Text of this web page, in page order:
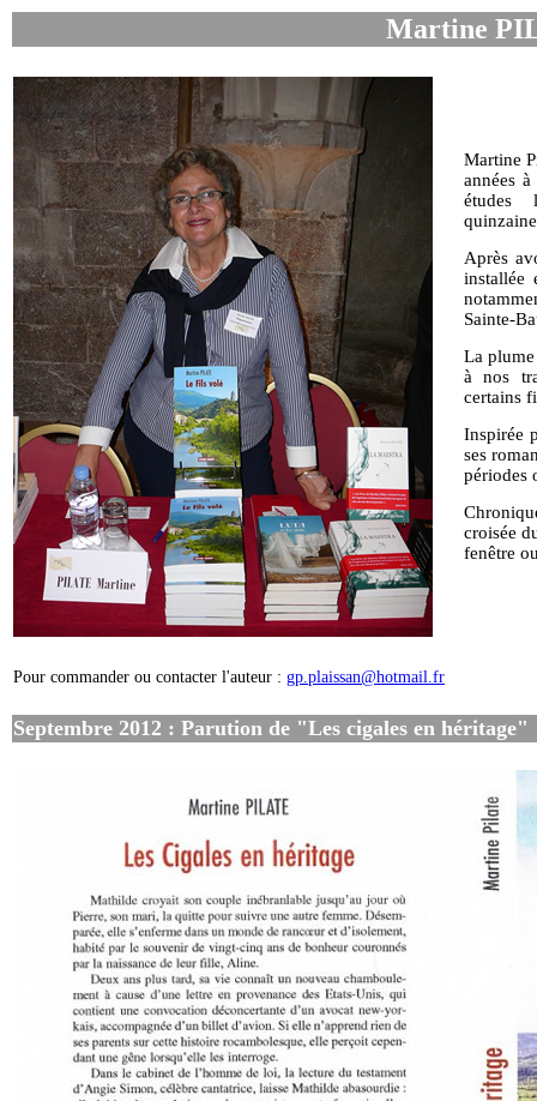
Martine
Martine
années
études
Après
installée
Sainte-
La
à nos
certains
Inspirée
ses
périodes
croisée
fenêtre
Pour commander ou contacter l'auteur : gp.plaissan@hotmail.fr
Septembre 2012 : Parution de "Les cigales en héritage"